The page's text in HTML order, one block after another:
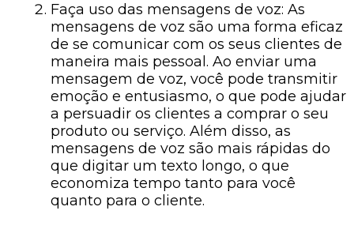
Faça uso das mensagens de voz: As
mensagens de voz são uma forma eficaz
de se comunicar com os seus clientes de
maneira mais pessoal. Ao enviar uma
mensagem de voz, você pode transmitir
emoção e entusiasmo, o que pode ajudar
a persuadir os clientes a comprar o seu
produto ou serviço. Além disso, as
mensagens de voz são mais rápidas do
que digitar um texto longo, o que
economiza tempo tanto para você
quanto para o cliente.